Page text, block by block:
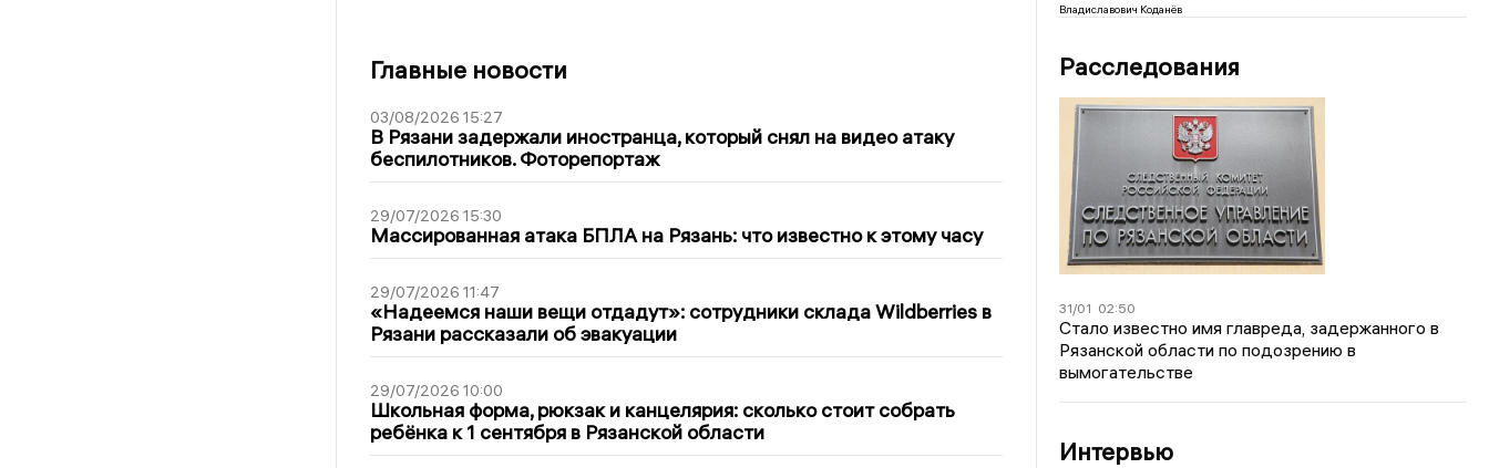
Главные новости
03/08/2026 15:27
В Рязани задержали иностранца, который снял на видео атаку
беспилотников. Фоторепортаж
29/07/2026 15:30
Массированная атака БПЛА на Рязань: что известно к этому часу
29/07/2026 11:47
«Надеемся наши вещи отдадут»: сотрудники склада Wildberries в
Рязани рассказали об эвакуации
29/07/2026 10:00
Школьная форма, рюкзак и канцелярия: сколько стоит собрать
ребёнка к 1 сентября в Рязанской области
Владиславович Коданёв
Расследования
31/01 02:50
Стало известно имя главреда, задержанного в
Рязанской области по подозрению в
вымогательстве
Интервью